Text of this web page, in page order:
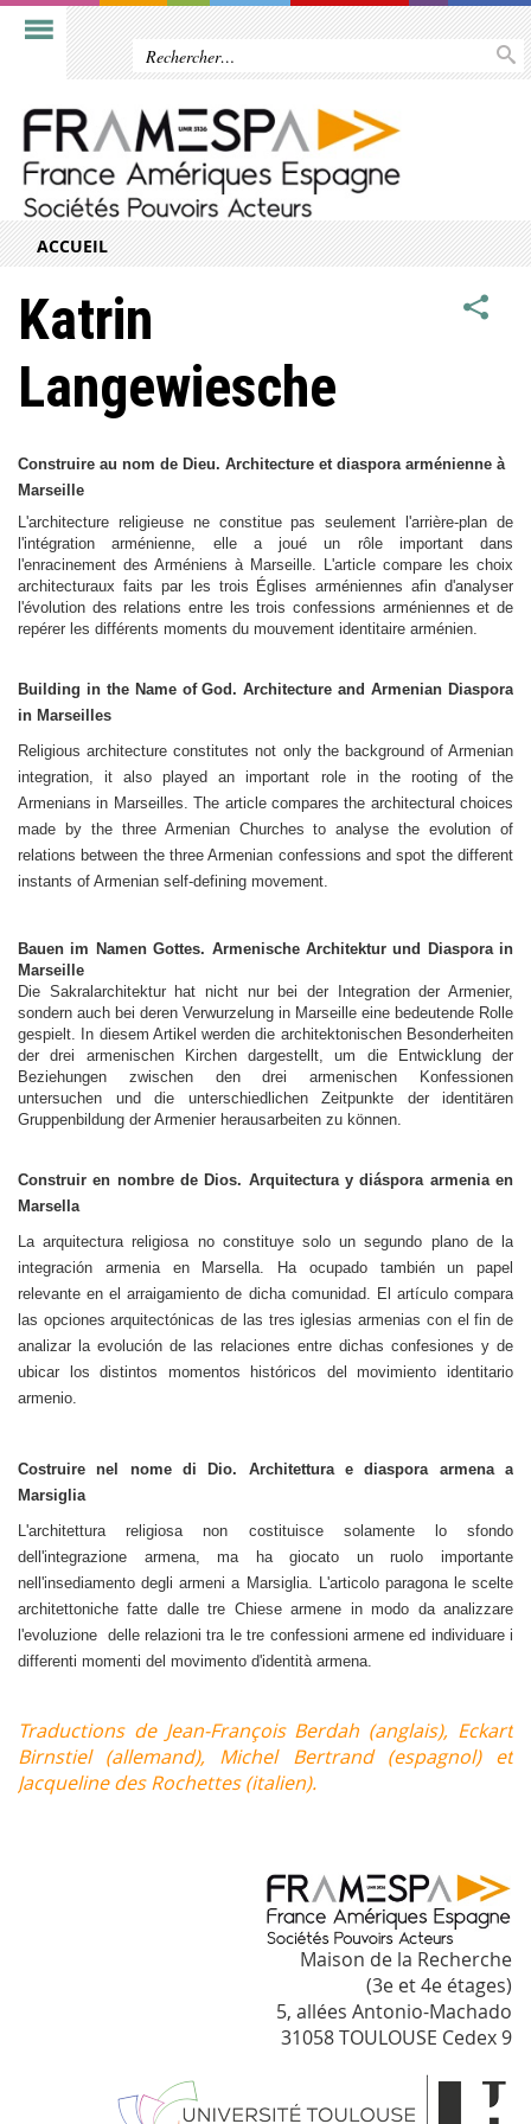
ACCUEIL
Katrin
Langewiesche
Construire au nom de Dieu. Architecture et diaspora arménienne à
Marseille
L'architecture religieuse ne constitue pas seulement l'arrière-plan de
l'intégration arménienne, elle a joué un rôle important dans
l'enracinement des Arméniens à Marseille. L'article compare les choix
architecturaux faits par les trois Églises arméniennes afin d'analyser
l'évolution des relations entre les trois confessions arméniennes et de
repérer les différents moments du mouvement identitaire arménien.
Building in the Name of God. Architecture and Armenian Diaspora
in Marseilles
Religious architecture constitutes not only the background of Armenian
integration, it also played an important role in the rooting of the
Armenians in Marseilles . The article compares the architectural choices
made by the three Armenian Churches to analyse the evolution of
relations between the three Armenian confessions and spot the different
instants of Armenian self-defining movement.
Bauen im Namen Gottes. Armenische Architektur und Diaspora in
Marseille
Die Sakralarchitektur hat nicht nur bei der Integration der Armenier,
sondern auch bei deren Verwurzelung in Marseille eine bedeutende Rolle
gespielt. In diesem Artikel werden die architektonischen Besonderheiten
der drei armenischen Kirchen dargestellt, um die Entwicklung der
Beziehungen zwischen den drei armenischen Konfessionen
untersuchen und die unterschiedlichen Zeitpunkte der identitären
Gruppenbildung der Armenier herausarbeiten zu können.
Construir en nombre de Dios. Arquitectura y diáspora armenia en
Marsella
La arquitectura religiosa no constituye solo un segundo plano de la
integración armenia en Marsella. Ha ocupado también un papel
relevante en el arraigamiento de dicha comunidad. El artículo compara
las opciones arquitectónicas de las tres iglesias armenias con el fin de
analizar la evolución de las relaciones entre dichas confesiones y de
ubicar los distintos momentos históricos del movimiento identitario
armenio.
Costruire nel nome di Dio. Architettura e diaspora armena a
Marsiglia
L'architettura religiosa non costituisce solamente lo sfondo
dell'integrazione armena, ma ha giocato un ruolo importante
nell'insediamento degli armeni a Marsiglia. L'articolo paragona le scelte
architettoniche fatte dalle tre Chiese armene in modo da analizzare
l'evoluzione delle relazioni tra le tre confessioni armene ed individuare i
differenti momenti del movimento d'identità armena.
Traductions de Jean-François Berdah (anglais), Eckart
Birnstiel (allemand), Michel Bertrand (espagnol) et
Jacqueline des Rochettes (italien).
Maison de la Recherche
(3e et 4e étages)
5, allées Antonio-Machado
31058 TOULOUSE Cedex 9